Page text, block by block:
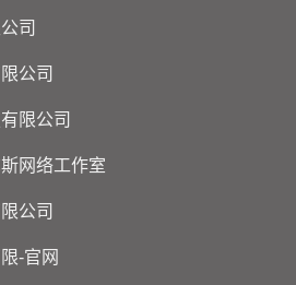
司
公司
限公司
网络工作室
公司
-官网